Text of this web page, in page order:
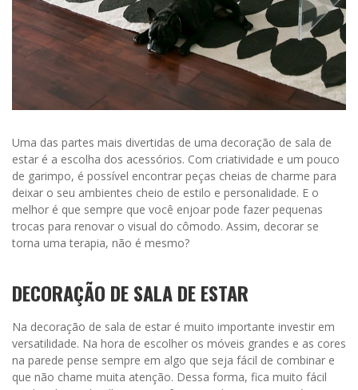
Uma das partes mais divertidas de uma decoração de sala de
estar é a escolha dos acessórios. Com criatividade e um pouco
de garimpo, é possível encontrar peças cheias de charme para
deixar o seu ambientes cheio de estilo e personalidade. E o
melhor é que sempre que você enjoar pode fazer pequenas
trocas para renovar o visual do cômodo. Assim, decorar se
torna uma terapia, não é mesmo?
DECORAÇÃO DE SALA DE ESTAR
Na decoração de sala de estar é muito importante investir em
versatilidade. Na hora de escolher os móveis grandes e as cores
na parede pense sempre em algo que seja fácil de combinar e
que não chame muita atenção. Dessa forma, fica muito fácil